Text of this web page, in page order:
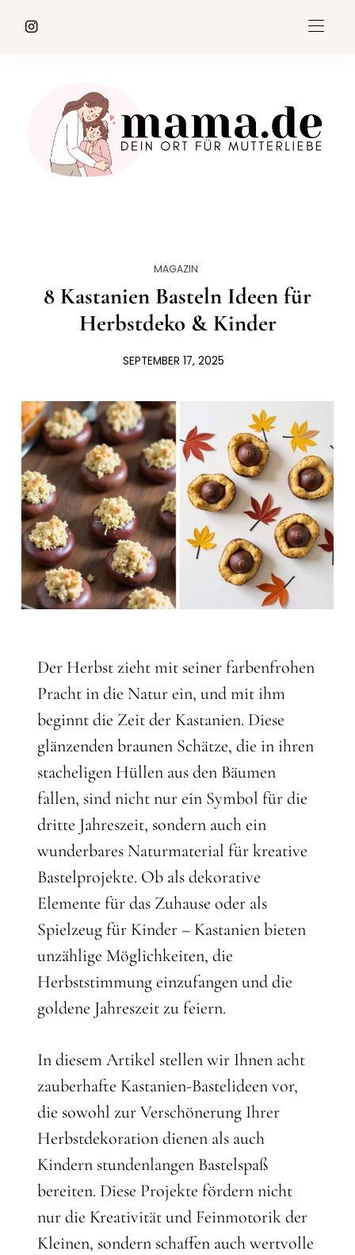
MAGAZIN
8 Kastanien Basteln Ideen für
Herbstdeko & Kinder
SEPTEMBER 17, 2025
Der Herbst zieht mit seiner farbenfrohen
Pracht in die Natur ein, und mit ihm
beginnt die Zeit der Kastanien. Diese
glänzenden braunen Schätze, die in ihren
stacheligen Hüllen aus den Bäumen
fallen, sind nicht nur ein Symbol für die
dritte Jahreszeit, sondern auch ein
wunderbares Naturmaterial für kreative
Bastelprojekte. Ob als dekorative
Elemente für das Zuhause oder als
Spielzeug für Kinder – Kastanien bieten
unzählige Möglichkeiten, die
Herbststimmung einzufangen und die
goldene Jahreszeit zu feiern.
In diesem Artikel stellen wir Ihnen acht
zauberhafte Kastanien-Bastelideen vor,
die sowohl zur Verschönerung Ihrer
Herbstdekoration dienen als auch
Kindern stundenlangen Bastelspaß
bereiten. Diese Projekte fördern nicht
nur die Kreativität und Feinmotorik der
Kleinen, sondern schaffen auch wertvolle